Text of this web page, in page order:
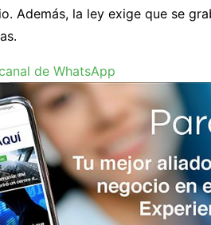
Además, la ley exige que se
de WhatsApp